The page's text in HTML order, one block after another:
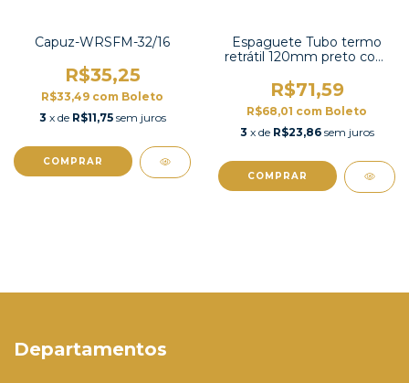
Capuz-WRSFM-32/16
R$35,25
R$33,49 com Boleto
3 x de R$11,75 sem juros
COMPRAR
Espaguete Tubo termo
retrátil 120mm preto com
R$71,59
R$68,01 com Boleto
3 x de R$23,86 sem juros
COMPRAR
Departamentos